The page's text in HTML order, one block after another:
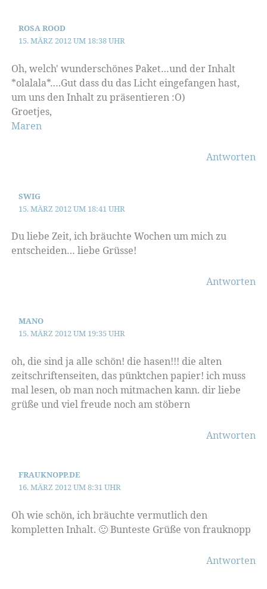
ROSA ROOD
15. MÄRZ 2012 UM 18:38 UHR
Oh, welch' wunderschönes Paket…und der Inhalt
*olalala*….Gut dass du das Licht eingefangen hast,
um uns den Inhalt zu präsentieren :O)
Groetjes,
Maren
Antworten
SWIG
15. MÄRZ 2012 UM 18:41 UHR
Du liebe Zeit, ich bräuchte Wochen um mich zu
entscheiden… liebe Grüsse!
Antworten
MANO
15. MÄRZ 2012 UM 19:35 UHR
oh, die sind ja alle schön! die hasen!!! die alten
zeitschriftenseiten, das pünktchen papier! ich muss
mal lesen, ob man noch mitmachen kann. dir liebe
grüße und viel freude noch am stöbern
Antworten
FRAUKNOPP.DE
16. MÄRZ 2012 UM 8:31 UHR
Oh wie schön, ich bräuchte vermutlich den
kompletten Inhalt. 🙂 Bunteste Grüße von frauknopp
Antworten